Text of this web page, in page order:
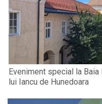
Eveniment special la
lui Iancu de Hunedoara